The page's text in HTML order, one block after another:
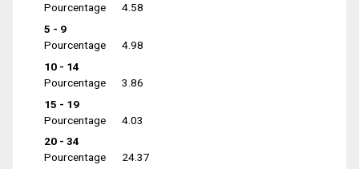
Pourcentage
4.58
5 - 9
Pourcentage
4.98
10 - 14
Pourcentage
3.86
15 - 19
Pourcentage
4.03
20 - 34
Pourcentage
24.37